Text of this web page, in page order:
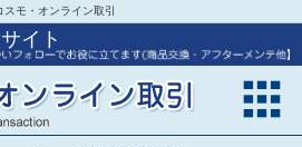
モ・オンライン取引
イト